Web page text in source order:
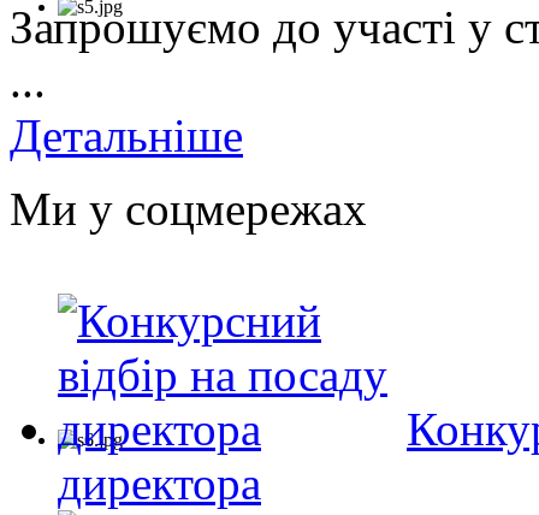
Запрошуємо до участі у
...
Детальніше
Ми у соцмережах
директора